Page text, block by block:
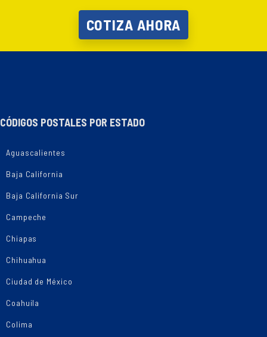
COTIZA AHORA
CÓDIGOS POSTALES POR ESTADO
Aguascalientes
Baja California
Baja California Sur
Campeche
Chiapas
Chihuahua
Ciudad de México
Coahuila
Colima